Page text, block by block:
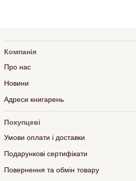
Компанія
Про нас
Новини
Адреси книгарень
Покупцеві
Умови оплати і доставки
Подарункові сертифікати
Повернення та обмін товару